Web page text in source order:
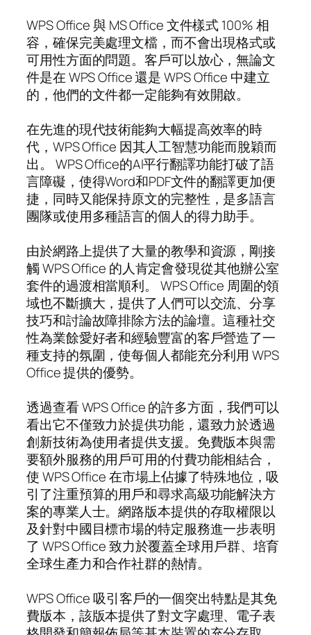
WPS Office 與 MS Office 文件樣式 100% 相
容，確保完美處理文檔，而不會出現格式或
可用性方面的問題。客戶可以放心，無論文
件是在 WPS Office 還是 WPS Office 中建立
的，他們的文件都一定能夠有效開啟。
在先進的現代技術能夠大幅提高效率的時
代，WPS Office 因其人工智慧功能而脫穎而
出。 WPS Office的AI平行翻譯功能打破了語
言障礙，使得Word和PDF文件的翻譯更加便
捷，同時又能保持原文的完整性，是多語言
團隊或使用多種語言的個人的得力助手。
由於網路上提供了大量的教學和資源，剛接
觸 WPS Office 的人肯定會發現從其他辦公室
套件的過渡相當順利。 WPS Office 周圍的領
域也不斷擴大，提供了人們可以交流、分享
技巧和討論故障排除方法的論壇。這種社交
性為業餘愛好者和經驗豐富的客戶營造了一
種支持的氛圍，使每個人都能充分利用 WPS
Office 提供的優勢。
透過查看 WPS Office 的許多方面，我們可以
看出它不僅致力於提供功能，還致力於透過
創新技術為使用者提供支援。免費版本與需
要額外服務的用戶可用的付費功能相結合，
使 WPS Office 在市場上佔據了特殊地位，吸
引了注重預算的用戶和尋求高級功能解決方
案的專業人士。網路版本提供的存取權限以
及針對中國目標市場的特定服務進一步表明
了 WPS Office 致力於覆蓋全球用戶群、培育
全球生產力和合作社群的熱情。
WPS Office 吸引客戶的一個突出特點是其免
費版本，該版本提供了對文字處理、電子表